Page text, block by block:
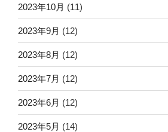
2023年10月 (11)
2023年9月 (12)
2023年8月 (12)
2023年7月 (12)
2023年6月 (12)
2023年5月 (14)